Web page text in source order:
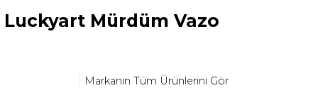
Luckyart Mürdüm Vazo
Markanın Tüm Ürünlerini Gör